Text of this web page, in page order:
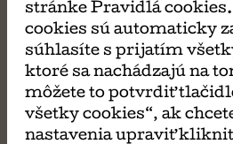
MÔŽE SA
stránke Pravidlá
cookies sú automaticky
súhlasíte s prijatím
ktoré sa nachádzajú na
môžete to potvrdiť
všetky cookies“, ak
nastavenia upraviť